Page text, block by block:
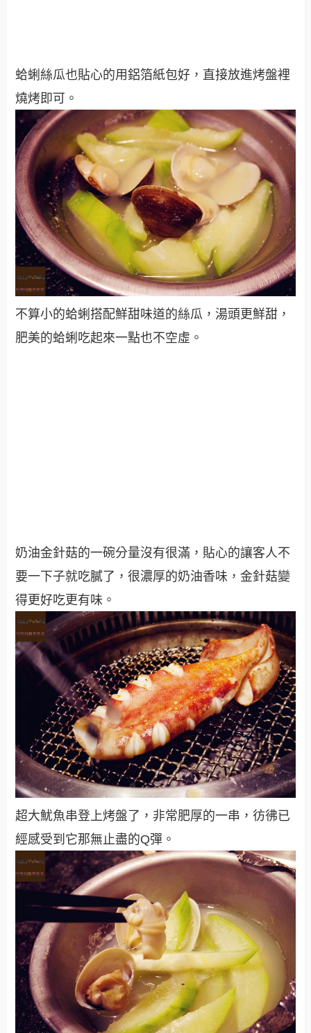
蛤蜊絲瓜也貼心的用鋁箔紙包好，直接放進烤盤裡
燒烤即可。
不算小的蛤蜊搭配鮮甜味道的絲瓜，湯頭更鮮甜，
肥美的蛤蜊吃起來一點也不空虛。
奶油金針菇的一碗分量沒有很滿，貼心的讓客人不
要一下子就吃膩了，很濃厚的奶油香味，金針菇變
得更好吃更有味。
超大魷魚串登上烤盤了，非常肥厚的一串，彷彿已
經感受到它那無止盡的Q彈。